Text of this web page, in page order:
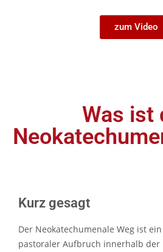
zum Video
Was ist
Kurz gesagt
Der Neokatechumenale Weg ist
pastoraler Aufbruch innerhalb der